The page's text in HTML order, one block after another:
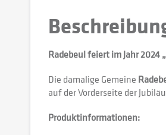
Radebeul feiert im Jahr 2024
Die damalige Gemeine
auf der Vorderseite der
Produktinformationen: